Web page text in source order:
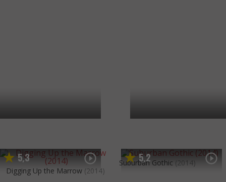
5,3
Digging Up the Marrow (2014)
5,2
Suburban Gothic (2014)